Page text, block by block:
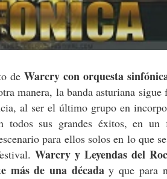
de Warcry con orquesta
manera, la banda asturiana sigue
al ser el último grupo en
todos sus grandes éxitos, en un
para ellos solos en lo que
Warcry y Leyendas del
más de una décaday que para